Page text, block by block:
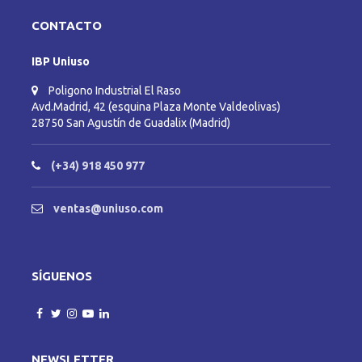
CONTACTO
IBP Uniuso
Poligono Industrial El Raso
Avd.Madrid, 42 (esquina Plaza Monte Valdeolivas)
28750 San Agustín de Guadalix (Madrid)
(+34) 918 450 977
ventas@uniuso.com
SÍGUENOS